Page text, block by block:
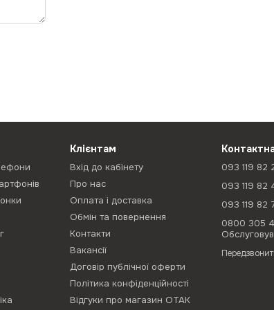
Клієнтам
Вхід до кабінету
Про нас
Оплата і доставка
Обмін та повернення
Контакти
Вакансії
Договір публічної оферти
Політика конфіденційності
Відгуки про магазин ОТАК
093 119 82
093 119 82
093 119 82
0800 305